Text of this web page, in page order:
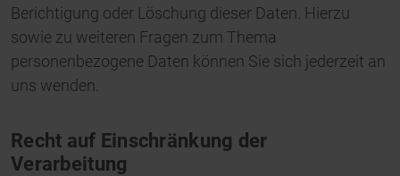
Berichtigung oder Löschung dieser Daten. Hierzu
sowie zu weiteren Fragen zum Thema
personenbezogene Daten können Sie sich jederzeit an
uns wenden.
Recht auf Einschränkung der
Verarbeitung